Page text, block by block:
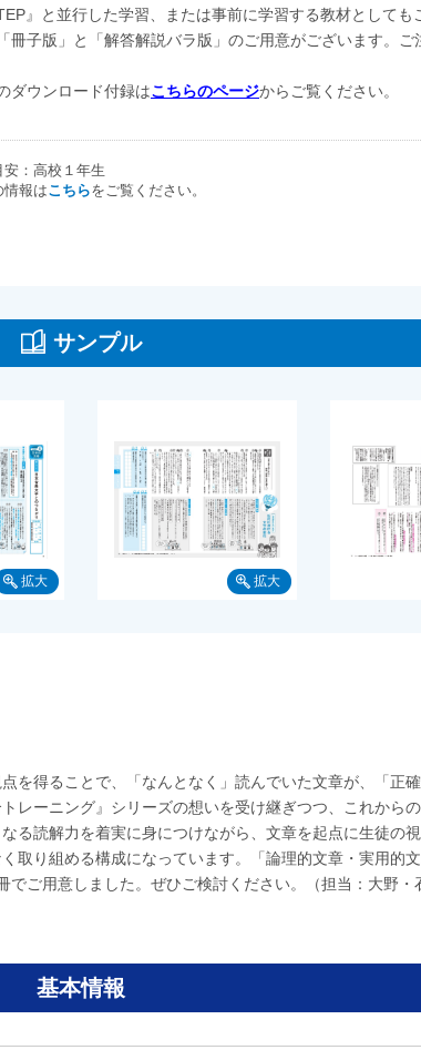
』と並行した学習、または事前に学習する教材としても
冊子版」と「解答解説バラ版」のご用意がございます。ご
ダウンロード付録はこちらのページからご覧ください。
：高校１年生
情報はこちらをご覧ください。
サンプル
を得ることで、「なんとなく」読んでいた文章が、「正
レーニング』シリーズの想いを受け継ぎつつ、これから
る読解力を着実に身につけながら、文章を起点に生徒の
取り組める構成になっています。「論理的文章・実用的
ご用意しました。ぜひご検討ください。（担当：大野・
基本情報